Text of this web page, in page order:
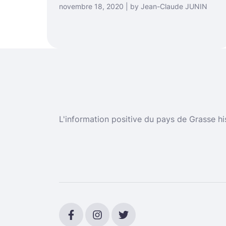
novembre 18, 2020 | by Jean-Claude JUNIN
L'information positive du pays de Grasse